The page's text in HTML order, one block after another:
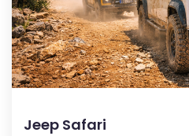
Jeep Safari